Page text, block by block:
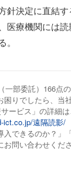
針決定に直結
医療機関には
⼀部委託）166点
困りでしたら、当
ービス」の詳細は
ict.co.jp/遠隔読影/
入できるのか？」
問い合わせくださ